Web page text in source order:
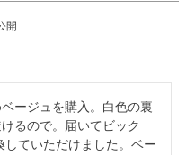
開
ージュを購入。白色の裏
るので。届いてビック
していただけました。ベー